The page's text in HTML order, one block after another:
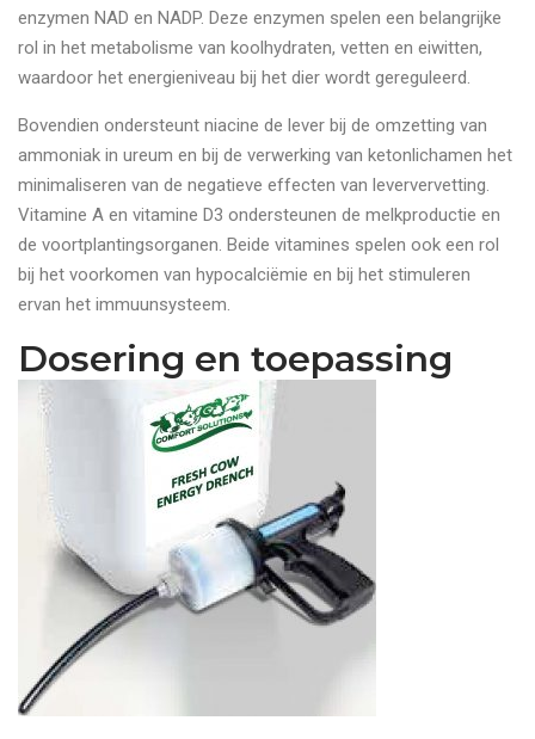
enzymen NAD en NADP. Deze enzymen spelen een belangrijke
rol in het metabolisme van koolhydraten, vetten en eiwitten,
waardoor het energieniveau bij het dier wordt gereguleerd.
Bovendien ondersteunt niacine de lever bij de omzetting van
ammoniak in ureum en bij de verwerking van ketonlichamen het
minimaliseren van de negatieve effecten van leververvetting.
Vitamine A en vitamine D3 ondersteunen de melkproductie en
de voortplantingsorganen. Beide vitamines spelen ook een rol
bij het voorkomen van hypocalciëmie en bij het stimuleren
ervan het immuunsysteem.
Dosering en toepassing